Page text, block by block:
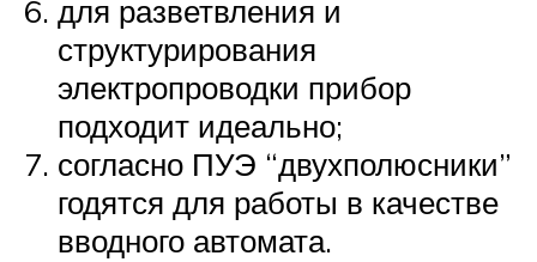
для разветвления и
структурирования
электропроводки прибор
подходит идеально;
согласно ПУЭ “двухполюсники”
годятся для работы в качестве
вводного автомата.